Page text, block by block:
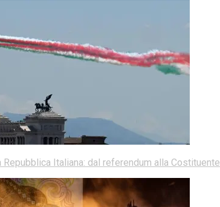
Repubblica Italiana: dal referendum alla Costituente